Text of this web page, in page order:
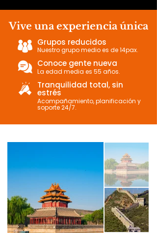
Vive una experiencia única
Grupos reducidos
Nuestro grupo medio es de 14pax.
Conoce gente nueva
La edad media es 55 años.
Tranquilidad total, sin
estrés
Acompañamiento, planificación y
soporte 24/7.